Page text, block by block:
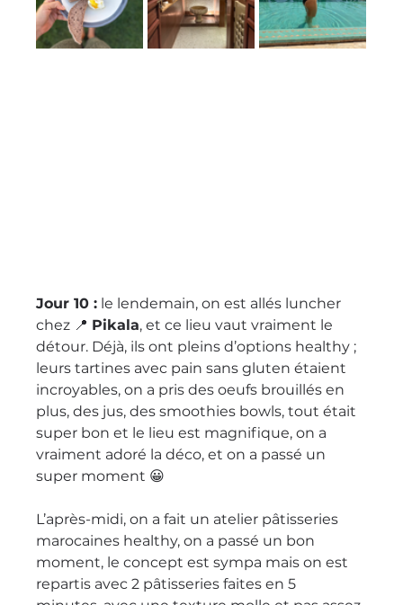
Jour 10 : le lendemain, on est allés luncher
chez 📍 Pikala, et ce lieu vaut vraiment le
détour. Déjà, ils ont pleins d’options healthy ;
leurs tartines avec pain sans gluten étaient
incroyables, on a pris des oeufs brouillés en
plus, des jus, des smoothies bowls, tout était
super bon et le lieu est magnifique, on a
vraiment adoré la déco, et on a passé un
super moment 😀
L’après-midi, on a fait un atelier pâtisseries
marocaines healthy, on a passé un bon
moment, le concept est sympa mais on est
repartis avec 2 pâtisseries faites en 5